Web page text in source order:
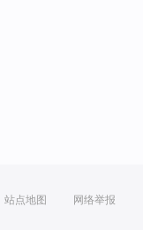
站点地图 网络举报